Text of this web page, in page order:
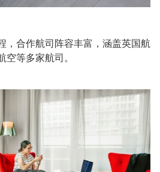
，合作航司阵容丰富，涵盖英国航
空等多家航司。